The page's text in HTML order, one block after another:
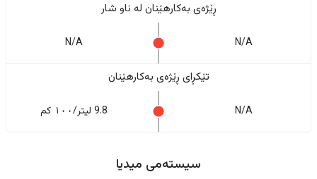
ڕێژەى بەکارهێنان له ناو شار
N/A
N/A
تێکڕای ڕێژەى بەکارهێنان
N/A 9.8 لیتر/١٠٠ کم
سیستەمی میدیا